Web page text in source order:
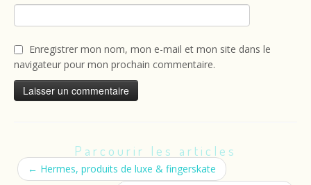
Enregistrer mon nom, mon e-mail et mon site dans le
navigateur pour mon prochain commentaire.
Parcourir les articles
← Hermes, produits de luxe & fingerskate